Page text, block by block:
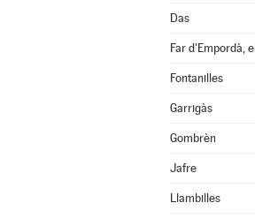
Das
Far d'Empordà, el
Fontanilles
Garrigàs
Gombrèn
Jafre
Llambilles